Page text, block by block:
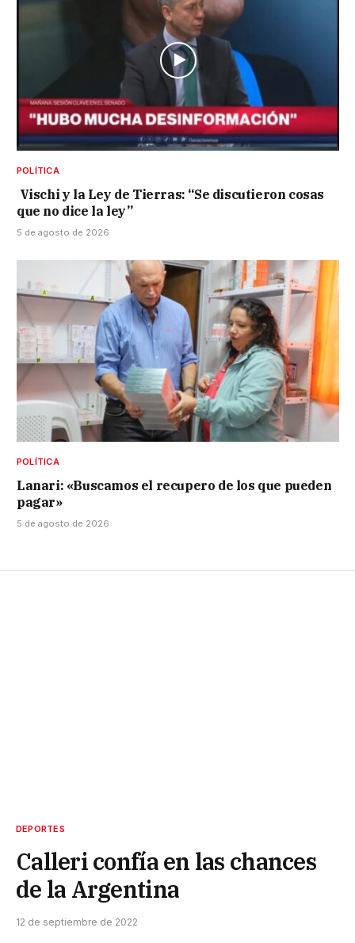
POLÍTICA
Vischi y la Ley de Tierras: “Se discutieron cosas
que no dice la ley”
5 de agosto de 2026
POLÍTICA
Lanari: «Buscamos el recupero de los que pueden
pagar»
5 de agosto de 2026
DEPORTES
Calleri confía en las chances
de la Argentina
12 de septiembre de 2022